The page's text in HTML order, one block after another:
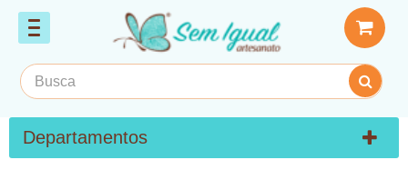
Departamentos